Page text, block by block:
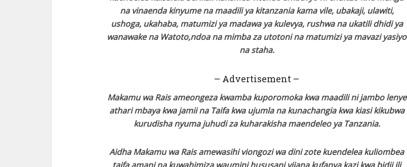
na vinaenda kinyume na maadili ya kitanzania kama vile, ubakaji, ulawiti,
ushoga, ukahaba, matumizi ya madawa ya kulevya, rushwa na ukatili dhidi ya
wanawake na Watoto,ndoa na mimba za utotoni na matumizi ya mavazi yasiyo
na staha.
– Advertisement –
Makamu wa Rais ameongeza kwamba kuporomoka kwa maadili ni jambo lenye
athari mbaya kwa jamii na Taifa kwa ujumla na kunachangia kwa kiasi kikubwa
kurudisha nyuma juhudi za kuharakisha maendeleo ya Tanzania.
Aidha Makamu wa Rais amewasihi viongozi wa dini zote kuendelea kuliombea